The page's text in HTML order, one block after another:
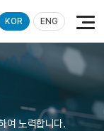
KOR ENG
여 노력합니다.